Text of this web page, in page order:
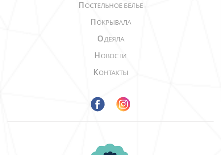
ПОСТЕЛЬНОЕ БЕЛЬЕ
ПОКРЫВАЛА
ОДЕЯЛА
НОВОСТИ
КОНТАКТЫ